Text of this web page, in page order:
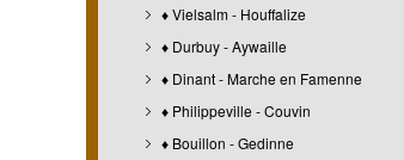
♦ Vielsalm - Houffalize
♦ Durbuy - Aywaille
♦ Dinant - Marche en Famenne
♦ Philippeville - Couvin
♦ Bouillon - Gedinne